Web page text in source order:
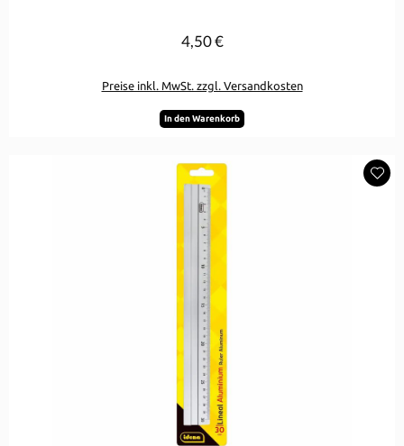
Regulärer Preis:
4,50 €
Preise inkl. MwSt. zzgl. Versandkosten
In den Warenkorb